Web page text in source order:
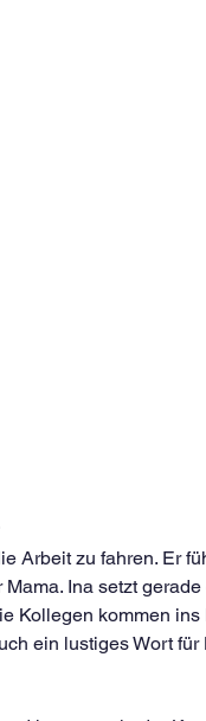
Arbeit zu fahren. Er
Ina setzt
Kollegen kommen
ein lustiges Wort für